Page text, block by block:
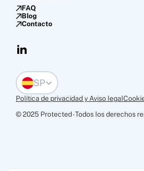
FAQ
Blog
Contacto
SP
© 2025 Protected - Todos los derechos
Política de privacidad y Aviso legal